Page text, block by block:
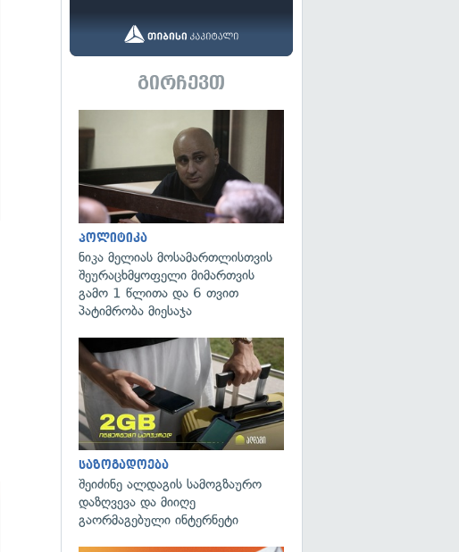
გირჩევთ
პოლიტიკა
ნიკა მელიას მოსამართლისთვის
შეურაცხმყოფელი მიმართვის
გამო 1 წლითა და 6 თვით
პატიმრობა მიესაჯა
საზოგადოება
შეიძინე ალდაგის სამოგზაურო
დაზღვევა და მიიღე
გაორმაგებული ინტერნეტი